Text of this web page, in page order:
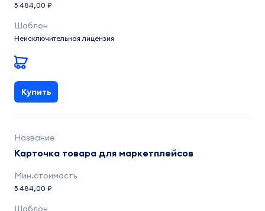
5 484,00 ₽
Неисключительная лицензия
Купить
Карточка товара для маркетплейсов
5 484,00 ₽